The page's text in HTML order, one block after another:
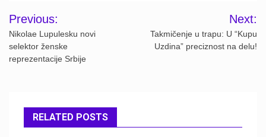
Post
navigation
Previous:
Nikolae Lupulesku novi
selektor ženske
reprezentacije Srbije
Next:
Takmičenje u trapu: U “Kupu
Uzdina” preciznost na delu!
RELATED POSTS